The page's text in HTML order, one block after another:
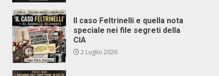
Il caso Feltrinelli e quella nota
speciale nei file segreti della
CIA
2 Luglio 2026